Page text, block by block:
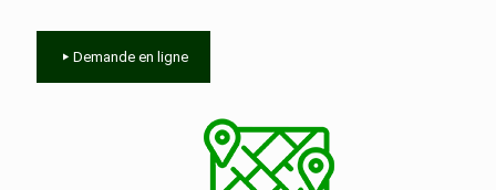
Demande en ligne